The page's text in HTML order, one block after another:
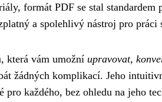
formát PDF se stal
a spolehlivý nástroj pro práci
která vám umožní upravovat,
žádných komplikací. Jeho
pro každého, bez ohledu na jeho